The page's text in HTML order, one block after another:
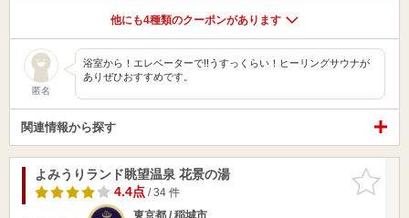
他にも4種類のクーポンがあります
匿名
浴室から！エレベーターで!!うすっくらい！ヒーリングサウナが
ありぜひおすすめです。
関連情報から探す
お気に入
りに追加
よみうりランド眺望温泉 花景の湯
4.4点/ 34 件
東京都 / 稲城市